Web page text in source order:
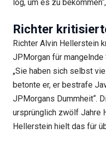
log, um es zu
Richter
Richter Alvin Hellerstein
JPMorgan für
„Sie haben sich selbst
betonte er, er bestrafe
JPMorgans Dummheit“.
ursprünglich zwölf Jahre
Hellerstein hielt das für